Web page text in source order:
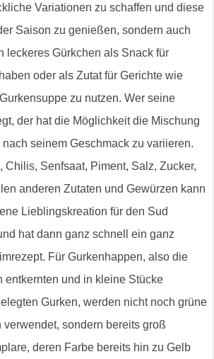
Variationen zu schaffen und diese
Saison zu genießen, sondern auch
leckeres Gürkchen als Snack für
oder als Zutat für Gerichte wie
zu nutzen. Wer seine
der hat die Möglichkeit die Mischung
seinem Geschmack zu variieren.
Chilis, Senfsaat, Piment, Salz, Zucker,
anderen Zutaten und Gewürzen kann
Lieblingskreation für den Sud
hat dann ganz schnell ein ganz
Für Gurkenhappen, also die
entkernten und in kleine Stücke
Gurken, werden nicht noch grüne
verwendet, sondern bereits groß
deren Farbe bereits hin zu Gelb